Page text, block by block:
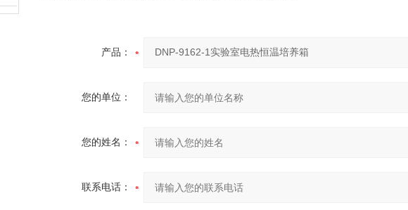
产品：
您的单位：
您的姓名：
联系电话：